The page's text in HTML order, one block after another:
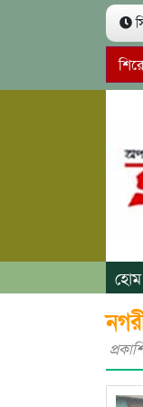
টাকা আত্মসাৎ:
ও শ্রমিকদের মারধর
হোম